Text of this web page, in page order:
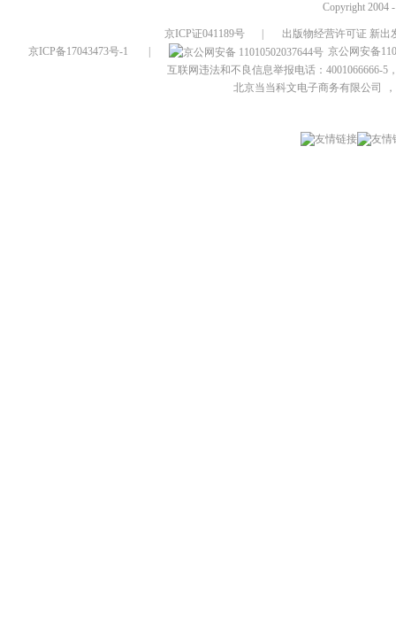
Copyright 2004
京ICP证041189号
出版物经营许可证 新出
京ICP备17043473号-1
京公网安备
互联网违法和不良信息举报电话：4001066666-5
北京当当科文电子商务有限公司